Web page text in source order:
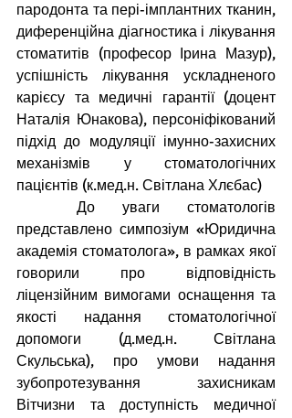
пародонта та пері-імплантних тканин,
диференційна діагностика і лікування
стоматитів (професор Ірина Мазур),
успішність лікування ускладненого
карієсу та медичні гарантії (доцент
Наталія Юнакова), персоніфікований
підхід до модуляції імунно-захисних
механізмів у стоматологічних
пацієнтів (к.мед.н. Світлана Хлєбас)
До уваги стоматологів
представлено симпозіум «Юридична
академія стоматолога», в рамках якої
говорили про відповідність
ліцензійним вимогами оснащення та
якості надання стоматологічної
допомоги (д.мед.н. Світлана
Скульська), про умови надання
зубопротезування захисникам
Вітчизни та доступність медичної